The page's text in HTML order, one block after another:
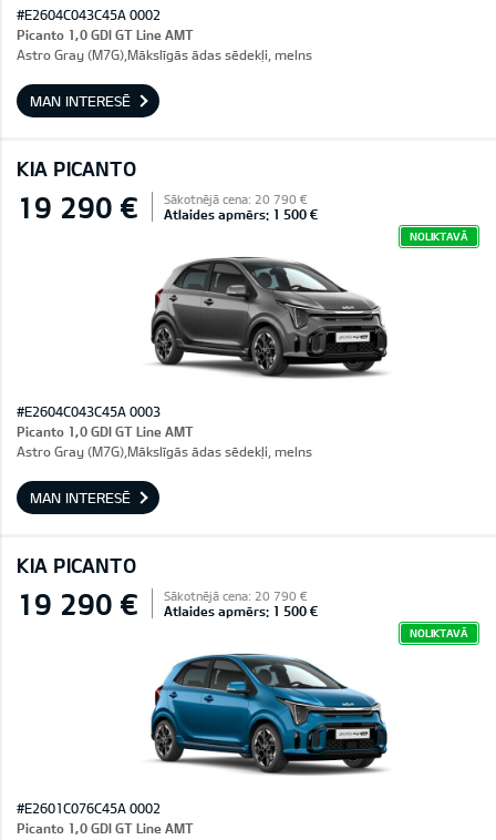
#E2604C043C45A 0002
Picanto 1,0 GDI GT Line AMT
Astro Gray (M7G),Mākslīgās ādas sēdekļi, melns
MAN INTERESĒ
KIA PICANTO
19 290 € Sākotnējā cena: 20 790 €
Atlaides apmērs: 1 500 €
NOLIKTAVĀ
#E2604C043C45A 0003
Picanto 1,0 GDI GT Line AMT
Astro Gray (M7G),Mākslīgās ādas sēdekļi, melns
MAN INTERESĒ
KIA PICANTO
19 290 € Sākotnējā cena: 20 790 €
Atlaides apmērs: 1 500 €
NOLIKTAVĀ
#E2601C076C45A 0002
Picanto 1,0 GDI GT Line AMT